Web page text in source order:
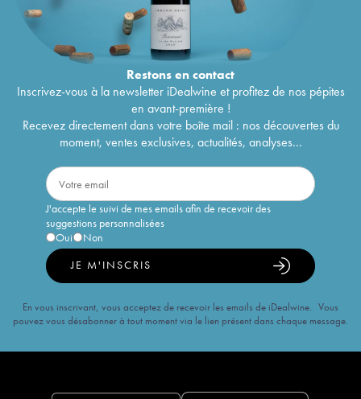
Restons encontact
Inscrivez-vous à la newsletter iDealwine et profitez de nos pépites
en avant-première !
Recevez directement dans votre boîte mail : nos découvertes du
moment, ventes exclusives, actualités, analyses...
J'accepte le suivi de mes emails afin de recevoir des
suggestions personnalisées
Oui
Non
JE M'INSCRIS
En vous inscrivant, vous acceptez de recevoir les emails de iDealwine. Vous
pouvez vous désabonner à tout moment via le lien présent dans chaque message.